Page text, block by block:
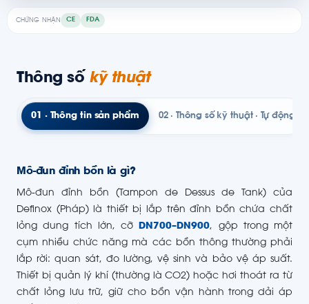
CHỨNG NHẬN CE FDA
Thông số kỹ thuật
01 · Thông tin sản phẩm 02 · Thông số kỹ thuật · Tự động
Mô-đun đỉnh bồn là gì?
Mô-đun đỉnh bồn (Tampon de Dessus de Tank) của
Definox (Pháp) là thiết bị lắp trên đỉnh bồn chứa chất
lỏng dung tích lớn, cỡDN700–DN900, gộp trong một
cụm nhiều chức năng mà các bồn thông thường phải
lắp rời: quan sát, đo lường, vệ sinh và bảo vệ áp suất.
Thiết bị quản lý khí (thường là CO2) hoặc hơi thoát ra từ
chất lỏng lưu trữ, giữ cho bồn vận hành trong dải áp